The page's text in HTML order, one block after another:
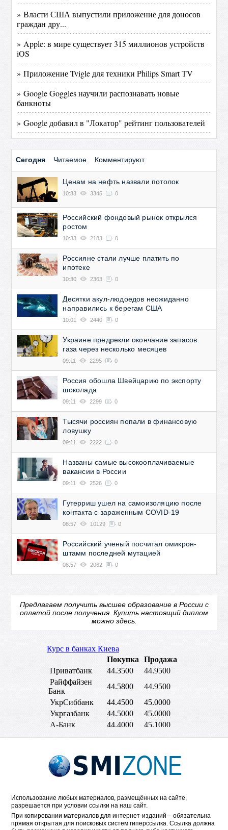
» Власти США выпустили приложение для доносов
граждан дру...
» Apple: в мире существует 315 миллионов устройств
iOS
» Приложение Tvigle для техники Philips Smart TV
» Google Goggles научили распознавать новые
банкноты
» Google добавил в "Локатор" рейтинг пользователей
Сегодня Читаемое Комментируют
Ценам на нефть назвали потолок
10:33 3345 0
Российский фондовый рынок открылся
ростом
10:33 2183 0
Россияне стали лучше платить по
ипотеке
10:30 2363 0
Десятки акул-людоедов неожиданно
направились к берегам США
10:01 2440 0
Украине предрекли окончание запасов
газа через несколько месяцев
09:11 2295 0
Россия обошла Швейцарию по экспорту
шоколада
09:11 2299 0
Тысячи россиян попали в финансовую
ловушку
09:11 2222 0
Названы самые высокооплачиваемые
вакансии в России
09:11 2526 0
Гутерриш ушел на самоизоляцию после
контакта с зараженным COVID-19
08:57 10129 0
Российский ученый посчитал омикрон-
штамм последней мутацией
08:57 2062 0
Предлагаем получить высшее образование в России с
оплатой после получения. Купить настоящий диплом
можно здесь.
Использование любых материалов, размещённых на сайте,
разрешается при условии ссылки на наш сайт.
При копировании материалов для интернет-изданий – обязательна
прямая открытая для поисковых систем гиперссылка. Ссылка должна